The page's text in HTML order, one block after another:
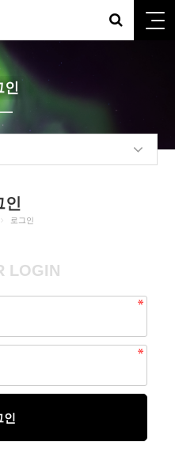
인
인
로그인
LOGIN